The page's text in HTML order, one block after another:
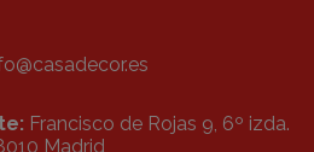
Francisco de Rojas 9, 6º izda.
Madrid